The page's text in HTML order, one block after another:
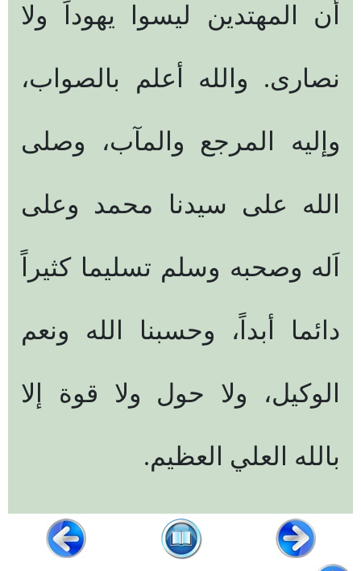
أن المهتدين ليسوا يهوداً ولا
نصارى. والله أعلم بالصواب،
وإليه المرجع والمآب، وصلى
الله على سيدنا محمد وعلى
اَله وصحبه وسلم تسليما كثيراً
دائما أبداً، وحسبنا الله ونعم
الوكيل، ولا حول ولا قوة إلا
بالله العلي العظيم.